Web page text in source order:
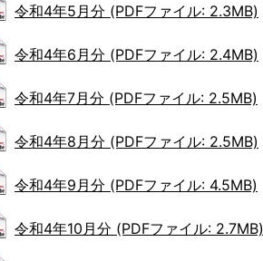
令和4年5月分 (PDFファイル: 2.3MB)
令和4年6月分 (PDFファイル: 2.4MB)
令和4年7月分 (PDFファイル: 2.5MB)
令和4年8月分 (PDFファイル: 2.5MB)
令和4年9月分 (PDFファイル: 4.5MB)
令和4年10月分 (PDFファイル: 2.7MB)